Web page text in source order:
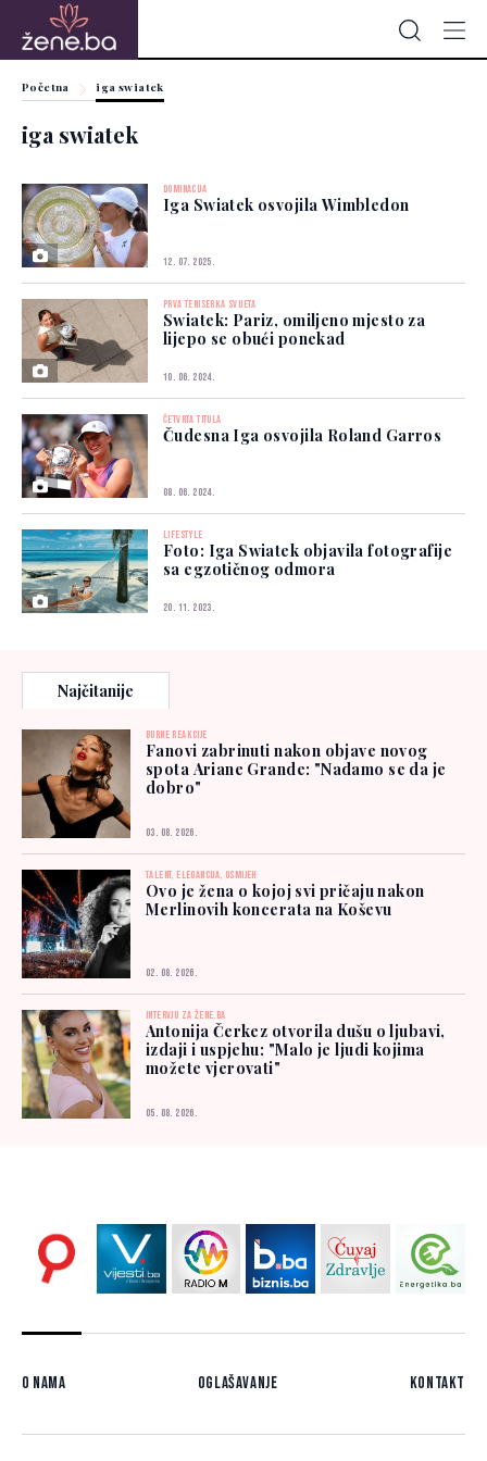
Početna iga swiatek
iga swiatek
DOMINACIJA
Iga Swiatek osvojila Wimbledon
12. 07. 2025.
PRVA TENISERKA SVIJETA
Swiatek: Pariz, omiljeno mjesto za
lijepo se obući ponekad
10. 06. 2024.
ČETVRTA TITULA
Čudesna Iga osvojila Roland Garros
08. 06. 2024.
LIFESTYLE
Foto: Iga Swiatek objavila fotografije
sa egzotičnog odmora
20. 11. 2023.
Najčitanije
BURNE REAKCIJE
Fanovi zabrinuti nakon objave novog
spota Ariane Grande: "Nadamo se da je
dobro"
03. 08. 2026.
TALENT, ELEGANCIJA, OSMIJEH
Ovo je žena o kojoj svi pričaju nakon
Merlinovih koncerata na Koševu
02. 08. 2026.
INTERVJU ZA ŽENE.BA
Antonija Čerkez otvorila dušu o ljubavi,
izdaji i uspjehu: "Malo je ljudi kojima
možete vjerovati"
05. 08. 2026.
O nama Oglašavanje Kontakt